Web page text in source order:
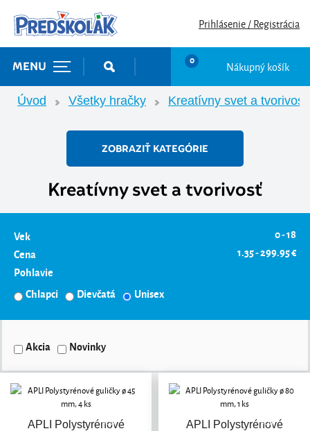
Prihlásenie / Registrácia
MENU 0 Nákupný košík
Úvod Všetky hračky Kreatívny svet a tvorivosť
ZOBRAZIŤ KATEGÓRIE
Kreatívny svet a tvorivosť
Vek
0 - 18
Cena
1.35 - 299.95 €
Pohlavie
Chlapci
Dievčatá Unisex
Akcia Novinky
APLI Polystyrénové
Akcia
APLI Polystyrénové
Akcia